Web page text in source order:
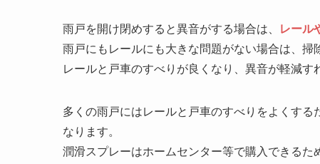
雨戸を開け閉めすると異音がする場合は、 レール
雨戸にもレールにも大きな問題がない場合は、掃
レールと戸車のすべりが良くなり、異音が軽減す
多くの雨戸にはレールと戸車のすべりをよくす
なります。
潤滑スプレーはホームセンター等で購入できるた